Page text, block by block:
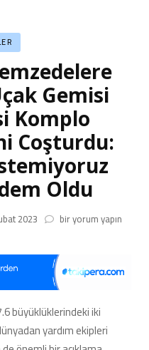
Gemisi
Komplo
Coşturdu:
Oldu
2023 ABD’nin
İçin
Uçak
Gemisi
Göndermesi
Komplo
Teorisyenlerini
bir yorum yapın
büyüklüklerindeki iki
yardım ekipleri